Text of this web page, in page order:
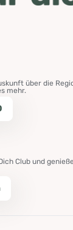
über die
mehr.
Club und